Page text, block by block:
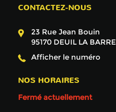
CONTACTEZ-NOUS
23 Rue Jean Bouin
95170 DEUIL LA BARRE
Afficher le numéro
NOS HORAIRES
Fermé actuellement